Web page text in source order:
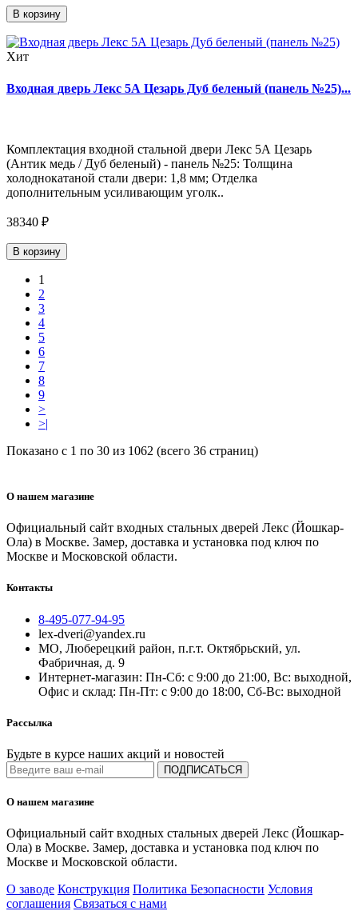
В корзину
Хит
Входная дверь Лекс 5А Цезарь Дуб беленый (панель №25)...
Комплектация входной стальной двери Лекс 5А Цезарь
(Антик медь / Дуб беленый) - панель №25: Толщина
холоднокатаной стали двери: 1,8 мм; Отделка
дополнительным усиливающим уголк..
38340 ₽
В корзину
1
2
3
4
5
6
7
8
9
>
>|
Показано с 1 по 30 из 1062 (всего 36 страниц)
О нашем магазине
Официальный сайт входных стальных дверей Лекс (Йошкар-
Ола) в Москве. Замер, доставка и установка под ключ по
Москве и Московской области.
Контакты
8-495-077-94-95
lex-dveri@yandex.ru
МО, Люберецкий район, п.г.т. Октябрьский, ул.
Фабричная, д. 9
Интернет-магазин: Пн-Сб: с 9:00 до 21:00, Вс: выходной,
Офис и склад: Пн-Пт: с 9:00 до 18:00, Сб-Вс: выходной
Рассылка
Будьте в курсе наших акций и новостей
ПОДПИСАТЬСЯ
О нашем магазине
Официальный сайт входных стальных дверей Лекс (Йошкар-
Ола) в Москве. Замер, доставка и установка под ключ по
Москве и Московской области.
О заводе Конструкция Политика Безопасности Условия
соглашения Связаться с нами